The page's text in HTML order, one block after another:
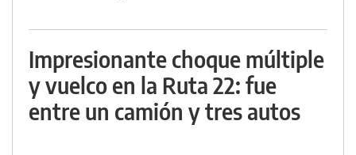
Impresionante choque múltiple
y vuelco en la Ruta 22: fue
entre un camión y tres autos